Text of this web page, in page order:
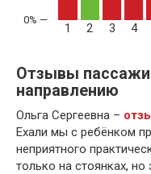
1 2 3 4
Отзывы
направлению
Ольга Сергеевна –
Ехали мы с ребёнком
неприятного
только на стоянках, но